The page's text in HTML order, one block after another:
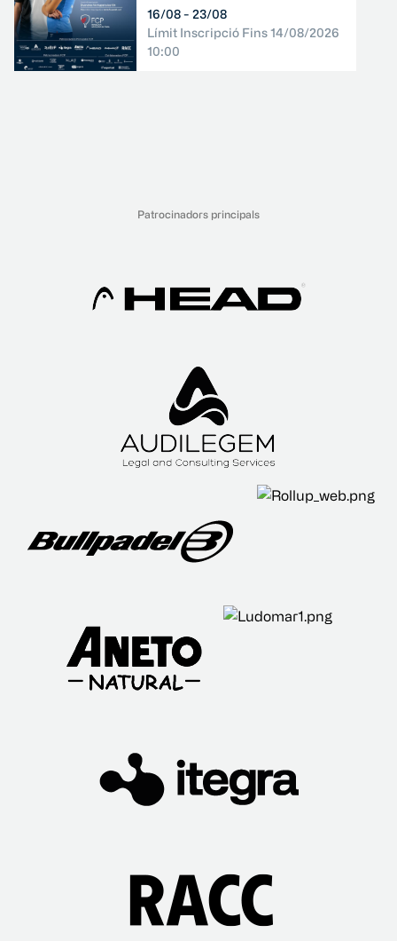
16/08 - 23/08
Límit Inscripció Fins 14/08/2026
10:00
Patrocinadors principals